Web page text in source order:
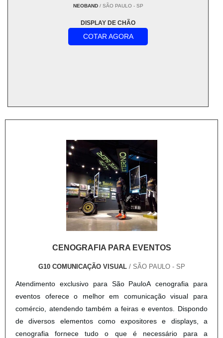
NEOBAND/ SÃO PAULO - SP
DISPLAY DE CHÃO
COTAR AGORA
CENOGRAFIA PARA EVENTOS
G10 COMUNICAÇÃO VISUAL / SÃO PAULO - SP
Atendimento exclusivo para São PauloA cenografia para
eventos oferece o melhor em comunicação visual para
comércio, atendendo também a feiras e eventos. Dispondo
de diversos elementos como expositores e displays, a
cenografia fornece tudo o que é necessário para a